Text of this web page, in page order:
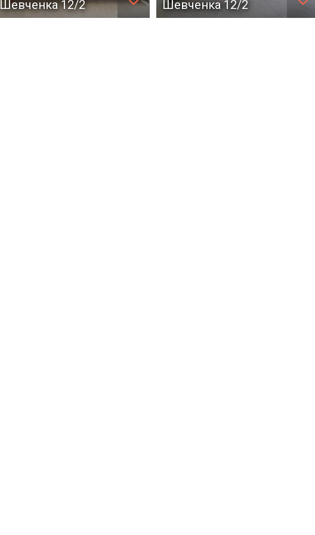
Шевченка 12/2 Шевченка 12/2